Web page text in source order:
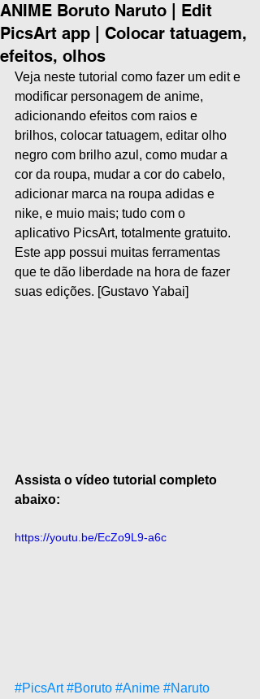
ANIME Boruto Naruto | Edit
PicsArt app | Colocar tatuagem,
efeitos, olhos
Veja neste tutorial como fazer um edit e
modificar personagem de anime,
adicionando efeitos com raios e
brilhos, colocar tatuagem, editar olho
negro com brilho azul, como mudar a
cor da roupa, mudar a cor do cabelo,
adicionar marca na roupa adidas e
nike, e muio mais; tudo com o
aplicativo PicsArt, totalmente gratuito.
Este app possui muitas ferramentas
que te dão liberdade na hora de fazer
suas edições. [Gustavo Yabai]
Assista o vídeo tutorial completo
abaixo:
https://youtu.be/EcZo9L9-a6c
#PicsArt #Boruto #Anime #Naruto